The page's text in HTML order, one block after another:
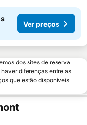
Ver preços
dos sites de reserva
diferenças entre as
que estão disponíveis